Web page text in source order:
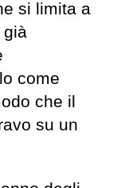
si limita a
già
come
che il
su un